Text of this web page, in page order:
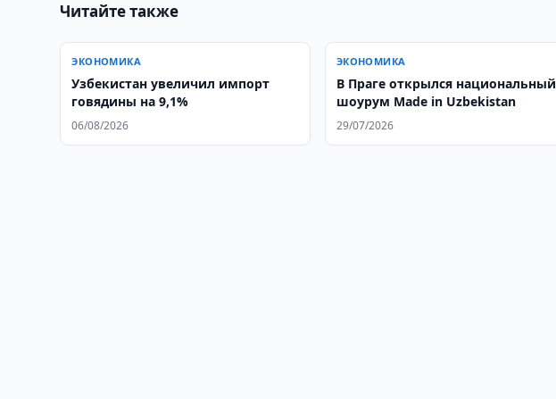
Читайте также
ЭКОНОМИКА
Узбекистан увеличил импорт
говядины на 9,1%
06/08/2026
ЭКОНОМИКА
В Праге открылся национальный
шоурум Made in Uzbekistan
29/07/2026